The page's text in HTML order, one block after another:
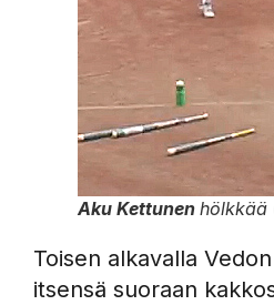
Aku Kettunen hölkkää
Toisen alkavalla
itsensä suoraan